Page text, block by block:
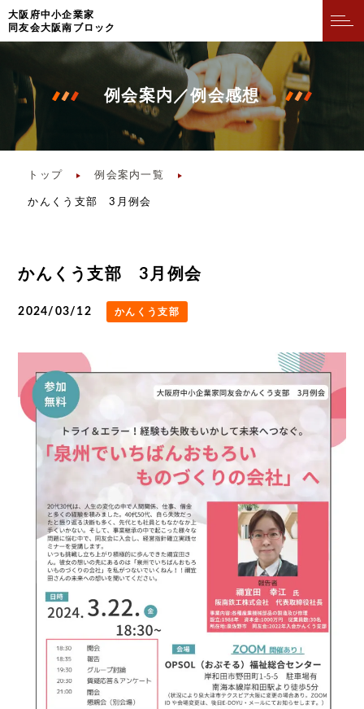
⼤阪府中⼩企業家
同友会⼤阪南ブロック
例会案内／例会感想
トップ 例会案内一覧
かんくう支部 3月例会
かんくう支部 3月例会
2024/03/12 かんくう支部